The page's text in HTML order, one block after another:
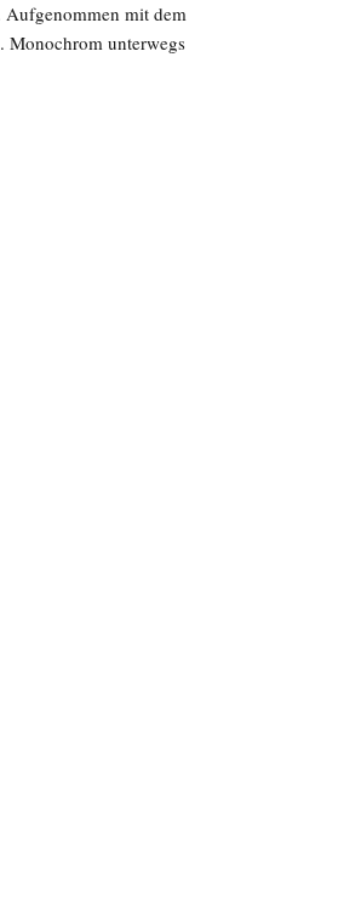
mit dem
unterwegs